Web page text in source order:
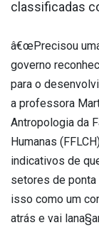
classificadas
â€œPrecisou
governo
para o
a professora
Antropologia da
Humanas
indicativos de
setores de
isso como um
atrás e vai